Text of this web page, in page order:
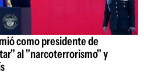
como presidente de
al "narcoterrorismo" y